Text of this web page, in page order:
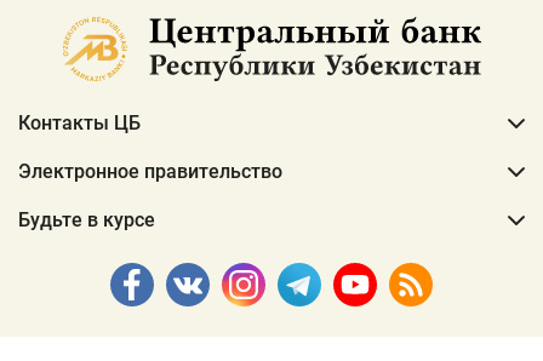
Контакты ЦБ
Электронное правительство
Будьте в курсе